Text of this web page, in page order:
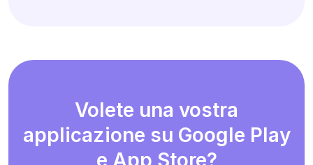
Volete una vostra
applicazione su Google Play
e App Store?